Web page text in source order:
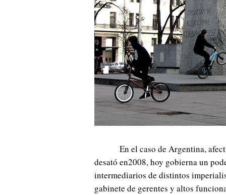
En el caso de Argentina,
desató en2008, hoy gobierna un
intermediarios de distintos
gabinete de gerentes y altos